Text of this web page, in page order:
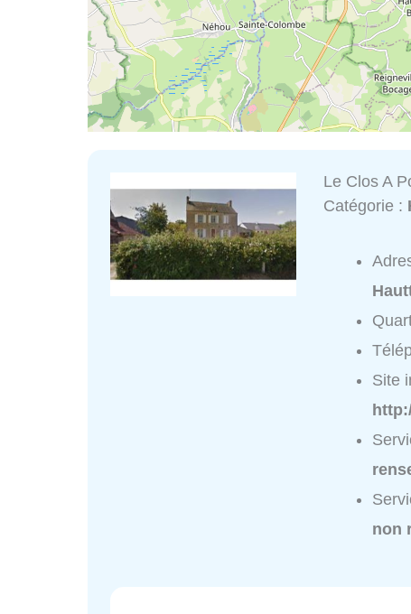
Le Clos A
Catégorie :
Site
non